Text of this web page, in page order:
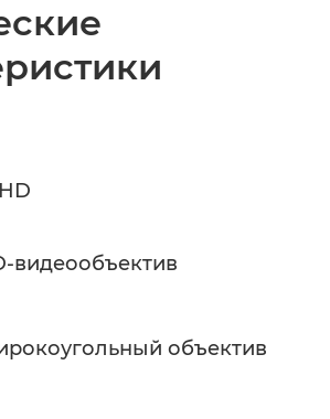
видеообъектив
объектив